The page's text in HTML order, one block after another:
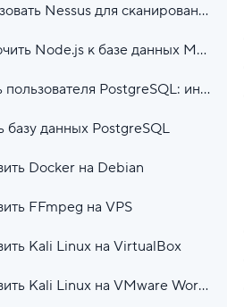
Как использовать Nessus для сканирования уязвимостей в Ubuntu 22.04
Как подключить Node.js к базе данных MongoDB
Как создать пользователя PostgreSQL: инструкция
базу данных PostgreSQL
Docker на Debian
FFmpeg на VPS
Kali Linux на VirtualBox
Как установить Kali Linux на VMware Workstation